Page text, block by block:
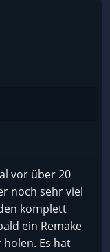
vor über 20
noch sehr viel
komplett
ein Remake
Es hat